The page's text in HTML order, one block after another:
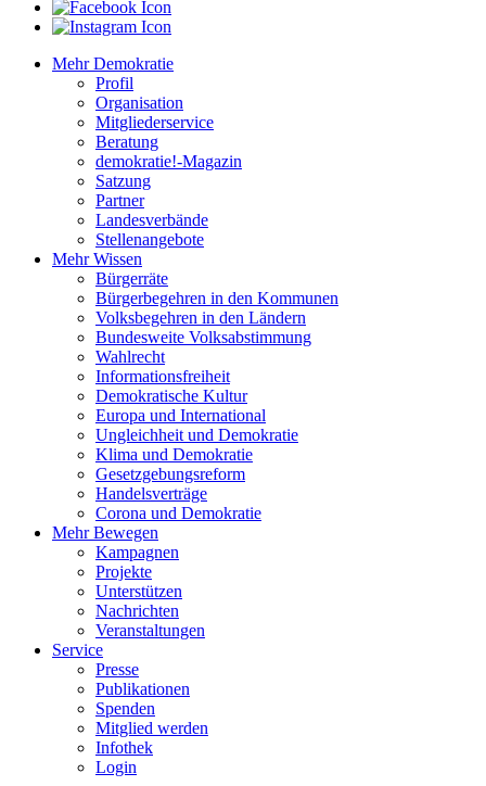
Mehr Demokratie
Profil
Organisation
Mitgliederservice
Beratung
demokratie!-Magazin
Satzung
Partner
Landesverbände
Stellenangebote
Mehr Wissen
Bürgerräte
Bürgerbegehren in den Kommunen
Volksbegehren in den Ländern
Bundesweite Volksabstimmung
Wahlrecht
Informationsfreiheit
Demokratische Kultur
Europa und International
Ungleichheit und Demokratie
Klima und Demokratie
Gesetzgebungsreform
Handelsverträge
Corona und Demokratie
Mehr Bewegen
Kampagnen
Projekte
Unterstützen
Nachrichten
Veranstaltungen
Service
Presse
Publikationen
Spenden
Mitglied werden
Infothek
Login